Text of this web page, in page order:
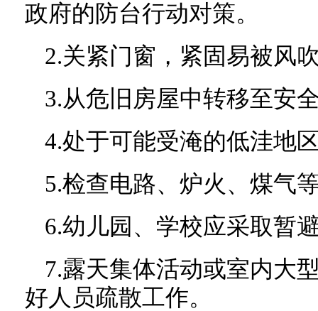
政府的防台行动对策。
2.关紧门窗，紧固易被风
3.从危旧房屋中转移至安
4.处于可能受淹的低洼地
5.检查电路、炉火、煤气
6.幼儿园、学校应采取暂
7.露天集体活动或室内大
好人员疏散工作。